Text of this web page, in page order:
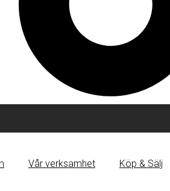
Vår verksamhet Köp & Sälj